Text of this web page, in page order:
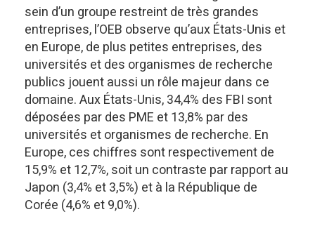
sein d’un groupe restreint de très grandes
entreprises, l’OEB observe qu’aux États-Unis et
en Europe, de plus petites entreprises, des
universités et des organismes de recherche
publics jouent aussi un rôle majeur dans ce
domaine. Aux États-Unis, 34,4% des FBI sont
déposées par des PME et 13,8% par des
universités et organismes de recherche. En
Europe, ces chiffres sont respectivement de
15,9% et 12,7%, soit un contraste par rapport au
Japon (3,4% et 3,5%) et à la République de
Corée (4,6% et 9,0%).